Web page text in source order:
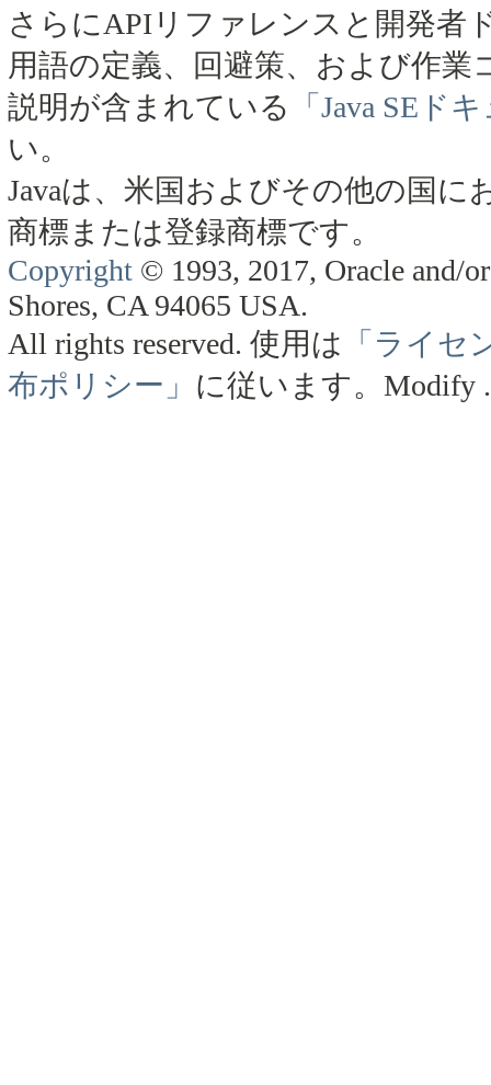
さらにAPIリファレンスと開発者
用語の定義、回避策、および作
説明が含まれている
「Java SEド
い。
Javaは、米国およびその他の国に
商標または登録商標です。
Copyright © 1993, 2017, Oracle and/
Shores, CA 94065 USA.
All rights reserved. 使用は 「ライセ
布ポリシー」 に従います。 Modify